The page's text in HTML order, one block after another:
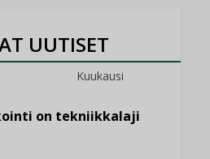
UUTISET
Kuukausi
on tekniikkalaji